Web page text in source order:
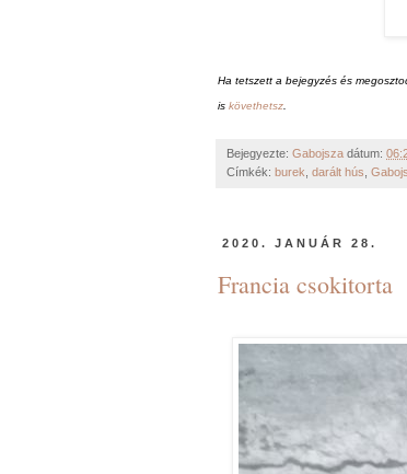
Ha tetszett a bejegyzés és
is követhetsz
Bejegyezte: Gabojsza dátum:
Címkék: burek darált hús
2020. JANUÁR 28.
Francia csokitorta